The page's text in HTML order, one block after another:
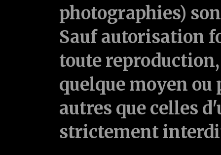
photographies)
Sauf autorisation
toute
quelque moyen ou
autres que celles
strictement